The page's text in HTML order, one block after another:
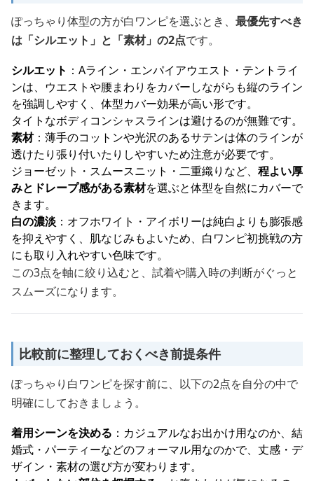
ぽっちゃり体型の方が白ワンピを選ぶとき、 最優先すべき
は「シルエット」と「素材」の2点です。
シルエット ：Aライン・エンパイアウエスト・テントライ
ンは、ウエストや腰まわりをカバーしながらも縦のライン
を強調しやすく、体型カバー効果が高い形です。
タイトなボディコンシャスラインは避けるのが無難です。
素材：薄手のコットンや光沢のあるサテンは体のラインが
透けたり張り付いたりしやすいため注意が必要です。
ジョーゼット・スムースニット・二重織りなど、 程よい厚
みとドレープ感がある素材を選ぶと体型を自然にカバーで
きます。
白の濃淡 ：オフホワイト・アイボリーは純白よりも膨張感
を抑えやすく、肌なじみもよいため、白ワンピ初挑戦の方
にも取り入れやすい色味です。
この3点を軸に絞り込むと、試着や購入時の判断がぐっと
スムーズになります。
比較前に整理しておくべき前提条件
ぽっちゃり白ワンピを探す前に、以下の2点を自分の中で
明確にしておきましょう。
着用シーンを決める ：カジュアルなお出かけ用なのか、結
婚式・パーティーなどのフォーマル用なのかで、丈感・デ
ザイン・素材の選び方が変わります。